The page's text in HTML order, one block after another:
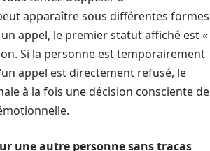
apparaître sous différentes formes
appel, le premier statut affiché est «
Si la personne est temporairement
appel est directement refusé, le
à la fois une décision consciente de
une autre personne sans tracas